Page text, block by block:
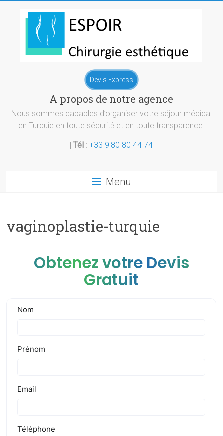
Chirurgie
esthetique
Turquie
Devis Express
A propos de notre agence
Nous sommes capables d’organiser votre séjour médical
en Turquie en toute sécurité et en toute transparence.
|Tél :+33 9 80 80 44 74
Menu
vaginoplastie-turquie
Obtenez votre Devis
Gratuit